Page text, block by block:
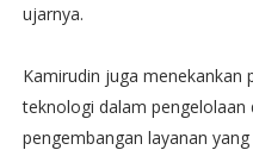
ujarnya.
Kamirudin juga menekankan
teknologi dalam pengelolaan
pengembangan layanan